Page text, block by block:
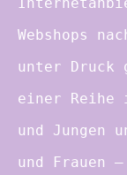
Webshops
unter Druck
einer Reihe
und Jungen
und Frauen